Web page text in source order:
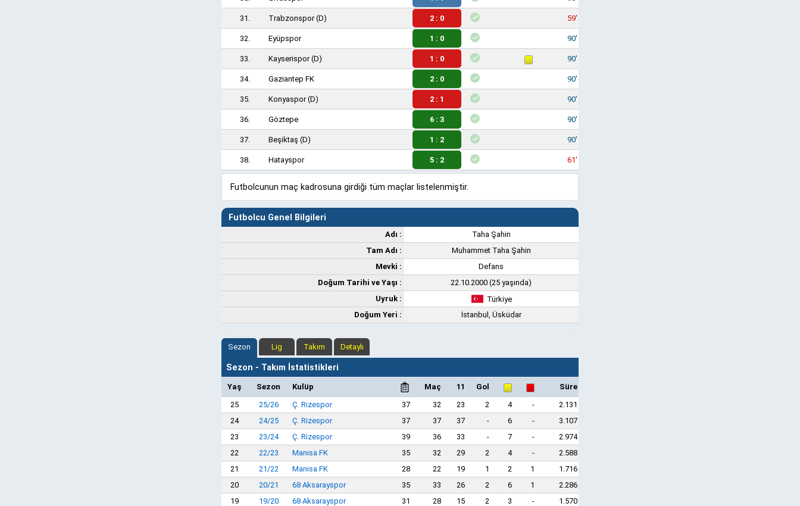
31. Trabzonspor(D) 2 : 0 59'
32. Eyüpspor 1 : 0 90'
33. Kayserispor(D) 1 : 0 90'
34. Gaziantep FK 2 : 0 90'
35. Konyaspor(D) 2 : 1 90'
36. Göztepe 6 : 3 90'
37. Beşiktaş (D) 1 : 2 90'
38. Hatayspor 5 : 2 61'
Futbolcunun maç kadrosuna girdiği tüm maçlar listelenmiştir.
Futbolcu Genel Bilgileri
Adı :
Taha Şahin
Tam Adı :
Muhammet Taha Şahin
Mevki :
Defans
Doğum Tarihi ve Yaşı :
22.10.2000 (25 yaşında)
Uyruk :
Türkiye
Doğum Yeri :
İstanbul, Üsküdar
Sezon Lig Takım Detaylı
Sezon - Takım İstatistikleri
Yaş Sezon Kulüp Maç 11 Gol
Süre
25
25/26 Ç. Rizespor 37 32 23 2 4 -
2.131
24
24/25 Ç. Rizespor 37 37 37 - 6 -
3.107
23
23/24 Ç. Rizespor 39 36 33 - 7 -
2.974
22
22/23 Manisa FK 35 32 29 2 4 -
2.588
21
21/22 Manisa FK 28 22 19 1 2 1
1.716
20
20/21 68 Aksarayspor 35 33 26 2 6 1
2.286
19
19/20 68 Aksarayspor 31 28 15 2 3 -
1.570